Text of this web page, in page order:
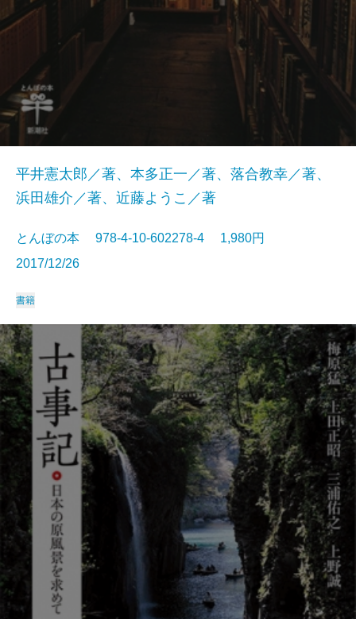
平井憲太郎／著、本多正一／著、落合教幸／著、
浜田雄介／著、近藤ようこ／著
とんぼの本 978-4-10-602278-4 1,980円
2017/12/26
書籍